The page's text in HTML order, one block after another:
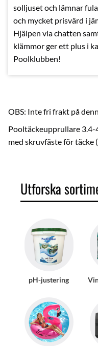
OBS: Inte fri frakt på
Pooltäckeupprullare
med skruvfäste för täcke
solljuset och lämnar
och mycket prisvärd i
Hjälpen via chatten
klämmor ger ett plus i
Poolklubben!
Utforska
pH-justering